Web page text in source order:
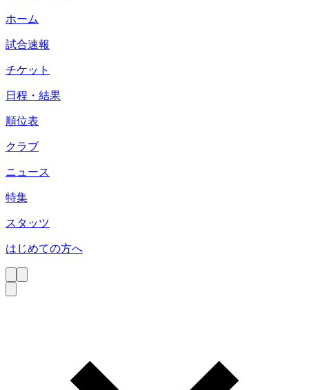
ホーム
試合速報
チケット
日程・結果
順位表
クラブ
ニュース
特集
スタッツ
はじめての方へ